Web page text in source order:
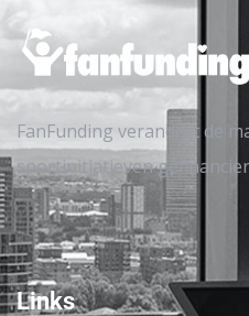
FanFunding verandert de
sportinitiatieven
Links